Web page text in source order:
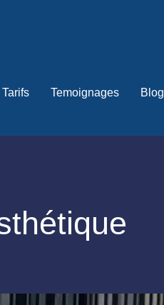
Tarifs Temoignages Blog